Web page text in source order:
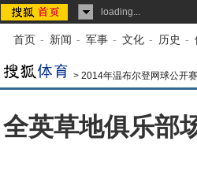
loading...
首页 - 新闻 - 军事 - 文化 - 历史 -
> 2014年温布尔登网球公开
全英草地俱乐部